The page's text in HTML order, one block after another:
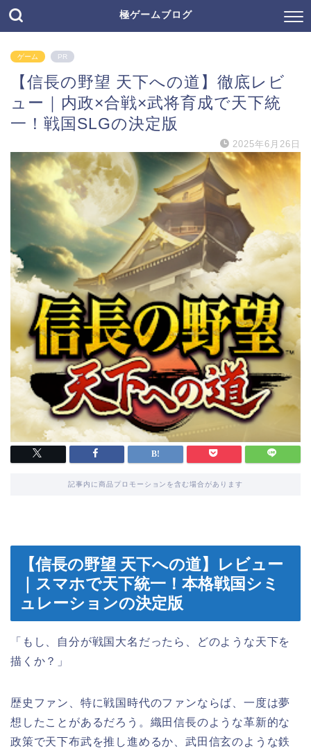
極ゲームブログ
ゲーム PR
【信長の野望 天下への道】徹底レビ
ュー｜内政×合戦×武将育成で天下統
一！戦国SLGの決定版
2025年6月26日
記事内に商品プロモーションを含む場合があります
【信長の野望 天下への道】レビュー
｜スマホで天下統一！本格戦国シミ
ュレーションの決定版
「もし、自分が戦国大名だったら、どのような天下を
描くか？」
歴史ファン、特に戦国時代のファンならば、一度は夢
想したことがあるだろう。織田信長のような革新的な
政策で天下布武を推し進めるか、武田信玄のような鉄